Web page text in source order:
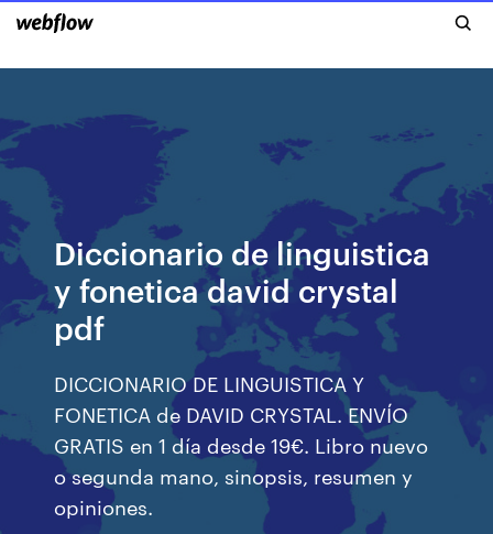
Diccionario de linguistica
y fonetica david crystal
pdf
DICCIONARIO DE LINGUISTICA Y
FONETICA de DAVID CRYSTAL. ENVÍO
GRATIS en 1 día desde 19€. Libro nuevo
o segunda mano, sinopsis, resumen y
opiniones.